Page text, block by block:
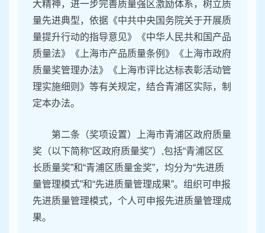
大精神，进一步完善质量强区激励体系，树立质
量先进典型，依据《中共中央国务院关于开展质
量提升行动的指导意见》《中华人民共和国产品
质量法》《上海市产品质量条例》《上海市政府
质量奖管理办法》《上海市评比达标表彰活动管
理实施细则》等有关规定，结合青浦区实际，制
定本办法。
第二条（奖项设置）上海市青浦区政府质量
奖（以下简称“区政府质量奖”）,包括“青浦区区
长质量奖”和“青浦区质量金奖”，均分为“先进质
量管理模式”和“先进质量管理成果”。组织可申报
先进质量管理模式，个人可申报先进质量管理成
果。